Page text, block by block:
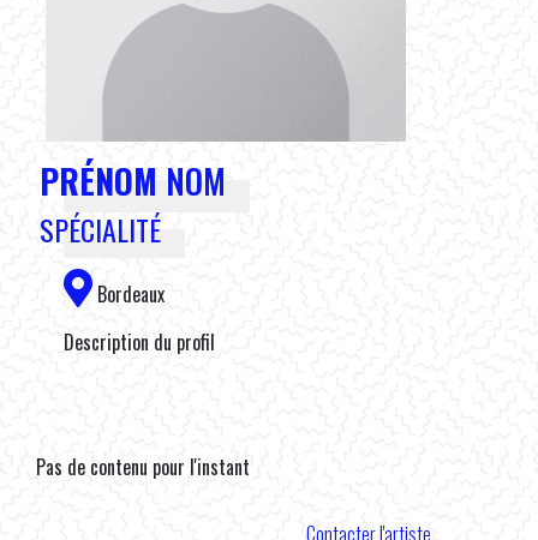
PRÉNOM NOM
SPÉCIALITÉ
Bordeaux
Description du profil
Pas de contenu pour l'instant
Contacter l'artiste